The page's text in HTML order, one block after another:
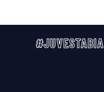
#JUVESTABIA